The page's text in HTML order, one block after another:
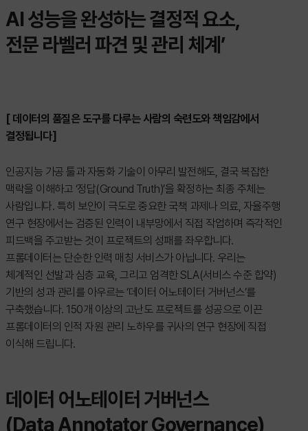
AI 성능을 완성하는 결정적 요소,
전문 라벨러 파견 및 관리 체계’
[ 데이터의 품질은 도구를 다루는 사람의 숙련도와 책임감에서
결정됩니다]
인공지능 가공 툴과 자동화 기술이 아무리 발전해도, 결국 복잡한
맥락을 이해하고 ‘정답(Ground Truth)’을 확정하는 최종 주체는
사람입니다. 특히 보안이 극도로 중요한 국책 과제나 의료, 자율주행
연구 현장에서는 검증된 인력이 내부망에서 직접 작업하며 즉각적인
피드백을 주고받는 것이 프로젝트의 성패를 좌우합니다.
프롬데이터는 단순한 인력 매칭 서비스가 아닙니다. 우리는
체계적인 선발과 심층 교육, 그리고 엄격한 SLA(서비스 수준 합약)
기반의 성과 관리를 아우르는 ‘데이터 어노테이터 거버넌스’를
구축했습니다. 150개 이상의 고난도 프로젝트를 성공으로 이끈
프롬데이터의 인적 자원 관리 노하우를 귀사의 연구 현장에 직접
이식해 드립니다.
데이터 어노테이터 거버넌스
(Data Annotator Governance)